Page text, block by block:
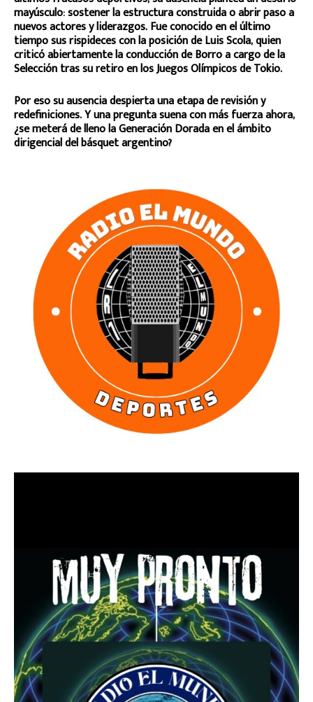
mayúsculo: sostener la estructura construida o abrir paso a
nuevos actores y liderazgos. Fue conocido en el último
tiempo sus rispideces con la posición de Luis Scola, quien
criticó abiertamente la conducción de Borro a cargo de la
Selección tras su retiro en los Juegos Olímpicos de Tokio.
Por eso su ausencia despierta una etapa de revisión y
redefiniciones. Y una pregunta suena con más fuerza ahora,
¿se meterá de lleno la Generación Dorada en el ámbito
dirigencial del básquet argentino?